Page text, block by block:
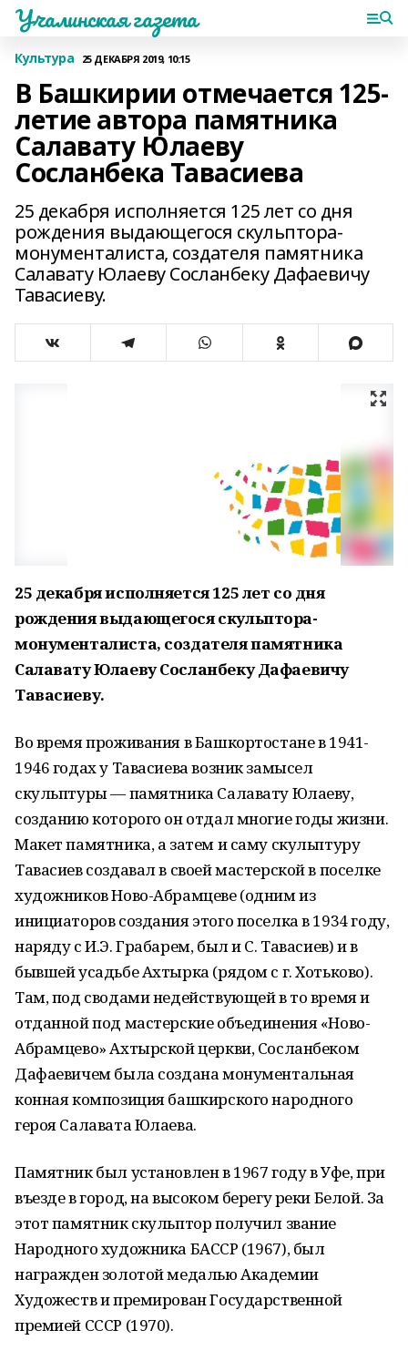
Учалинская газета
Культура 25 ДЕКАБРЯ 2019, 10:15
В Башкирии отмечается 125-
летие автора памятника
Салавату Юлаеву
Сосланбека Тавасиева
25 декабря исполняется 125 лет со дня
рождения выдающегося скульптора-
монументалиста, создателя памятника
Салавату Юлаеву Сосланбеку Дафаевичу
Тавасиеву.
25 декабря исполняется 125 лет со дня
рождения выдающегося скульптора-
монументалиста, создателя памятника
Салавату Юлаеву Сосланбеку Дафаевичу
Тавасиеву.
Во время проживания в Башкортостане в 1941-
1946 годах у Тавасиева возник замысел
скульптуры — памятника Салавату Юлаеву,
созданию которого он отдал многие годы жизни.
Макет памятника, а затем и саму скульптуру
Тавасиев создавал в своей мастерской в поселке
художников Ново-Абрамцеве (одним из
инициаторов создания этого поселка в 1934 году,
наряду с И.Э. Грабарем, был и С. Тавасиев) и в
бывшей усадьбе Ахтырка (рядом с г. Хотьково).
Там, под сводами недействующей в то время и
отданной под мастерские объединения «Ново-
Абрамцево» Ахтырской церкви, Сосланбеком
Дафаевичем была создана монументальная
конная композиция башкирского народного
героя Салавата Юлаева.
Памятник был установлен в 1967 году в Уфе, при
въезде в город, на высоком берегу реки Белой. За
этот памятник скульптор получил звание
Народного художника БАССР (1967), был
награжден золотой медалью Академии
Художеств и премирован Государственной
премией СССР (1970).